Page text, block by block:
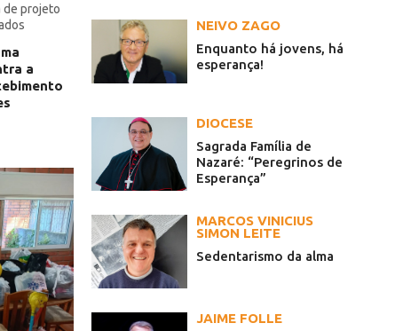
de projeto
a
NEIVO ZAGO
Enquanto há jovens, há
esperança!
DIOCESE
Sagrada Família de
Nazaré: “Peregrinos de
Esperança”
MARCOS VINICIUS
SIMON LEITE
Sedentarismo da alma
JAIME FOLLE